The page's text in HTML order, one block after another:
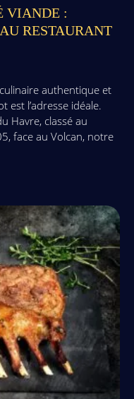
VIANDE :
RESTAURANT
authentique et
est l’adresse idéale.
Havre, classé au
face au Volcan, notre